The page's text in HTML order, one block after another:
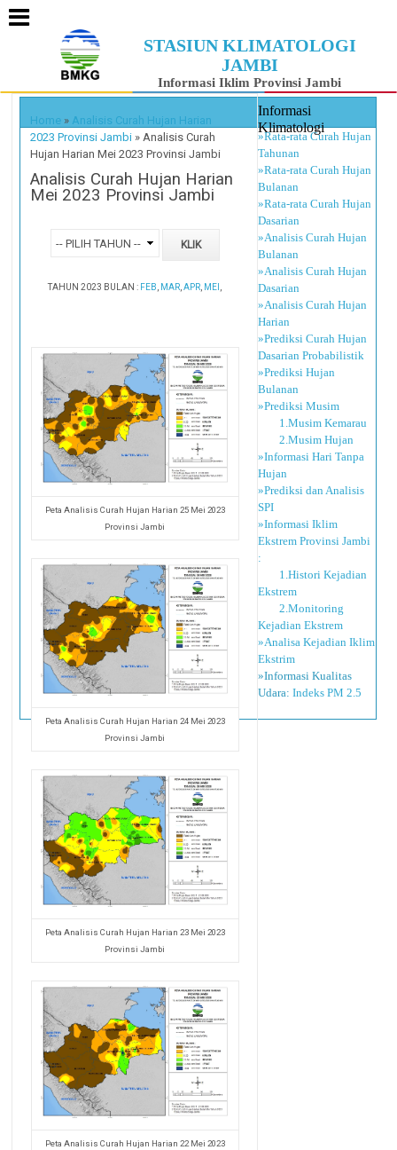
STASIUN KLIMATOLOGI
JAMBI
Informasi Iklim Provinsi Jambi
Home » Analisis Curah Hujan Harian
2023 Provinsi Jambi » Analisis Curah
Hujan Harian Mei 2023 Provinsi Jambi
Analisis Curah Hujan Harian
Mei 2023 Provinsi Jambi
TAHUN 2023 BULAN : FEB MAR ,APR MEI
Peta Analisis Curah Hujan Harian 25 Mei 2023
Provinsi Jambi
Peta Analisis Curah Hujan Harian 24 Mei 2023
Provinsi Jambi
Peta Analisis Curah Hujan Harian 23 Mei 2023
Provinsi Jambi
Peta Analisis Curah Hujan Harian 22 Mei 2023
Informasi
Klimatologi
»Rata-rata Curah Hujan
Tahunan
»Rata-rata Curah Hujan
Bulanan
»Rata-rata Curah Hujan
Dasarian
»Analisis Curah Hujan
Bulanan
»Analisis Curah Hujan
Dasarian
»Analisis Curah Hujan
Harian
»Prediksi Curah Hujan
Dasarian Probabilistik
»Prediksi Hujan
Bulanan
»Prediksi Musim
1.Musim Kemarau
2.Musim Hujan
»Informasi Hari Tanpa
Hujan
»Prediksi dan Analisis
SPI
»Informasi Iklim
Ekstrem Provinsi Jambi
:
1.Histori Kejadian
Ekstrem
2.Monitoring
Kejadian Ekstrem
»Analisa Kejadian Iklim
Ekstrim
»Informasi Kualitas
Udara: Indeks PM 2.5